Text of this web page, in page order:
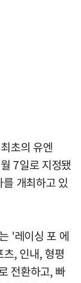
초의 유엔
7일로 지정됐
개최하고 있
'레이싱 포 에
, 인내, 형평
전환하고, 빠